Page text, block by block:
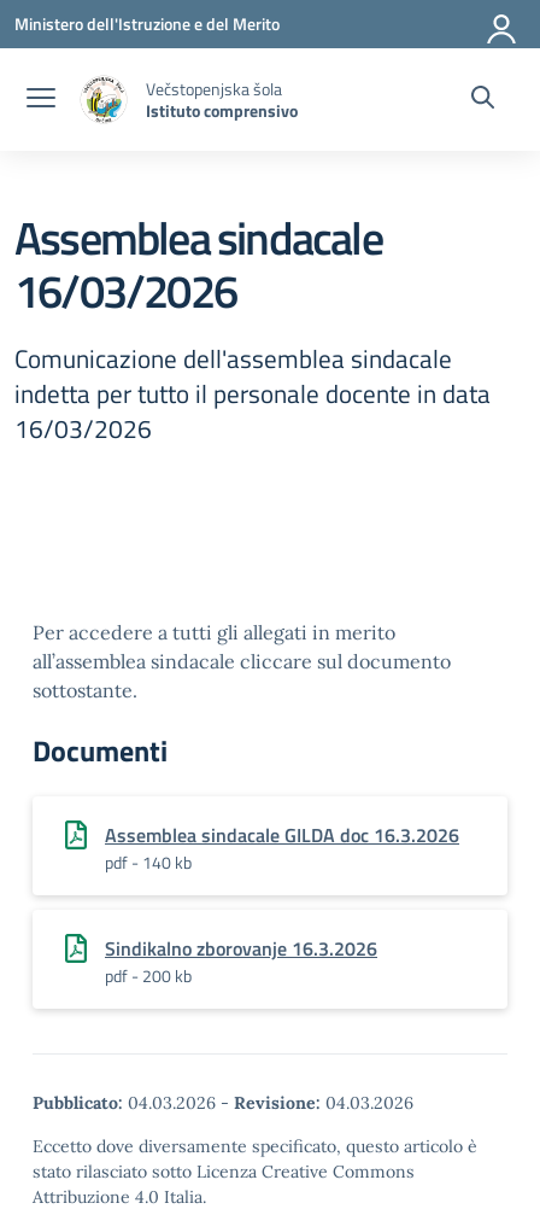
Vai ai contenuti
Vai al menu di navigazione
Vai al footer
Ministero dell'Istruzione e del Merito
Večstopenjska šola
Istituto comprensivo
Assemblea sindacale
16/03/2026
Comunicazione dell'assemblea sindacale
indetta per tutto il personale docente in data
16/03/2026
Per accedere a tutti gli allegati in merito
all’assemblea sindacale cliccare sul documento
sottostante.
Documenti
Assemblea sindacale GILDA doc 16.3.2026
pdf - 140 kb
Sindikalno zborovanje 16.3.2026
pdf - 200 kb
Pubblicato: 04.03.2026 - Revisione: 04.03.2026
Eccetto dove diversamente specificato, questo articolo è
stato rilasciato sotto Licenza Creative Commons
Attribuzione 4.0 Italia.